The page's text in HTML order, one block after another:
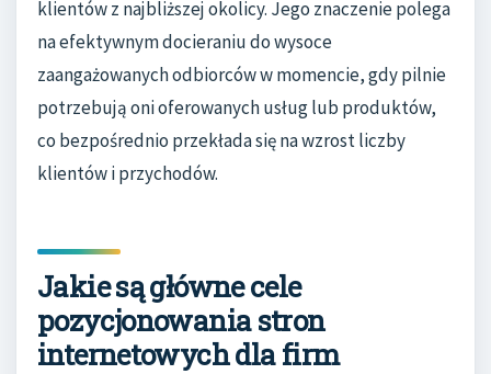
klientów z najbliższej okolicy. Jego znaczenie polega
na efektywnym docieraniu do wysoce
zaangażowanych odbiorców w momencie, gdy pilnie
potrzebują oni oferowanych usług lub produktów,
co bezpośrednio przekłada się na wzrost liczby
klientów i przychodów.
Jakie są główne cele
pozycjonowania stron
internetowych dla firm